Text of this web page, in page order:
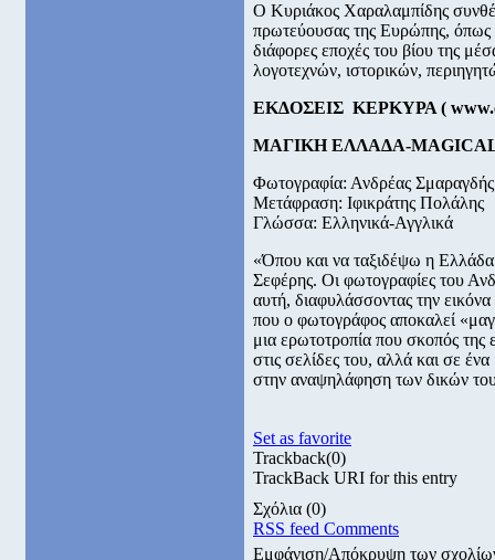
Ο Κυριάκος Χαραλαμπίδης
πρωτεύουσας της Ευρώπης, όπως
διάφορες εποχές του βίου της
λογοτεχνών, ιστορικών,
ΕΚΔΟΣΕΙΣ ΚΕΡΚΥΡΑ ( www.
ΜΑΓΙΚΗ ΕΛΛΑΔΑ-MAGICAL
Φωτογραφία: Ανδρέας Σμαραγδής
Μετάφραση: Ιφικράτης Πολάλης
Γλώσσα: Ελληνικά-Αγγλικά
«Όπου και να ταξιδέψω η
Σεφέρης. Οι φωτογραφίες του
αυτή, διαφυλάσσοντας την
που ο φωτογράφος αποκαλεί
μια ερωτοτροπία που σκοπός της
στις σελίδες του, αλλά και σε
στην αναψηλάφηση των δικών
Set as favorite
Trackback(0)
TrackBack URI for this entry
Σχόλια (0)
RSS feed Comments
Εμφάνιση/Απόκρυψη των